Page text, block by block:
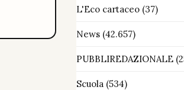
L'Eco cartaceo(37)
News(42.657)
PUBBLIREDAZIONALE
Scuola(534)